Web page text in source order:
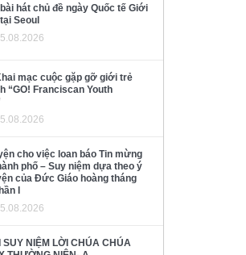
hát chủ đề ngày Quốc tế Giới
Seoul
mạc cuộc gặp gỡ giới trẻ
“GO! Franciscan Youth
cho việc loan báo Tin mừng
phố – Suy niệm dựa theo ý
của Đức Giáo hoàng tháng
I
NIỆM LỜI CHÚA CHÚA